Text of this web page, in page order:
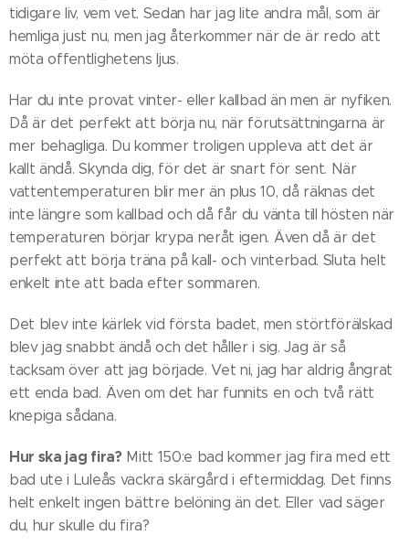
tidigare liv, vem vet. Sedan har jag lite andra mål, som är
hemliga just nu, men jag återkommer när de är redo att
möta offentlighetens ljus.
Har du inte provat vinter- eller kallbad än men är nyfiken.
Då är det perfekt att börja nu, när förutsättningarna är
mer behagliga. Du kommer troligen uppleva att det är
kallt ändå. Skynda dig, för det är snart för sent. När
vattentemperaturen blir mer än plus 10, då räknas det
inte längre som kallbad och då får du vänta till hösten när
temperaturen börjar krypa neråt igen. Även då är det
perfekt att börja träna på kall- och vinterbad. Sluta helt
enkelt inte att bada efter sommaren.
Det blev inte kärlek vid första badet, men störtförälskad
blev jag snabbt ändå och det håller i sig. Jag är så
tacksam över att jag började. Vet ni, jag har aldrig ångrat
ett enda bad. Även om det har funnits en och två rätt
knepiga sådana.
Hur ska jag fira?Mitt 150:e bad kommer jag fira med ett
bad ute i Luleås vackra skärgård i eftermiddag. Det finns
helt enkelt ingen bättre belöning än det. Eller vad säger
du, hur skulle du fira?